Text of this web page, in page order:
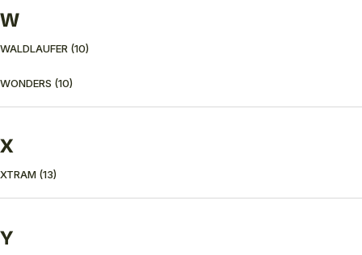
W
WALDLAUFER (10)
WONDERS (10)
X
XTRAM (13)
Y